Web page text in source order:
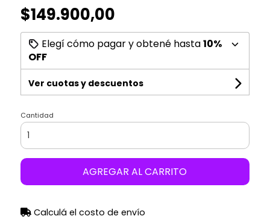
$149.900,00
Elegí cómo pagar y obtené hasta10%
OFF
Ver cuotas y descuentos
Cantidad
AGREGAR AL CARRITO
Calculá el costo de envío